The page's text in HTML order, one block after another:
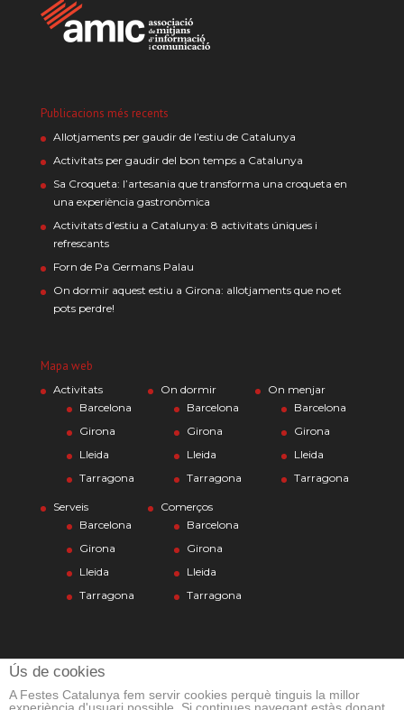
Publicacions més recents
Allotjaments per gaudir de l’estiu de Catalunya
Activitats per gaudir del bon temps a Catalunya
Sa Croqueta: l’artesania que transforma una croqueta en
una experiència gastronòmica
Activitats d’estiu a Catalunya: 8 activitats úniques i
refrescants
Forn de Pa Germans Palau
On dormir aquest estiu a Girona: allotjaments que no et
pots perdre!
Mapa web
Activitats
Barcelona
Girona
Lleida
Tarragona
On dormir
Barcelona
Girona
Lleida
Tarragona
On menjar
Barcelona
Girona
Lleida
Tarragona
Serveis
Barcelona
Girona
Lleida
Tarragona
Comerços
Barcelona
Girona
Lleida
Tarragona
Ús de cookies
A Festes Catalunya fem servir cookies perquè tinguis la millor